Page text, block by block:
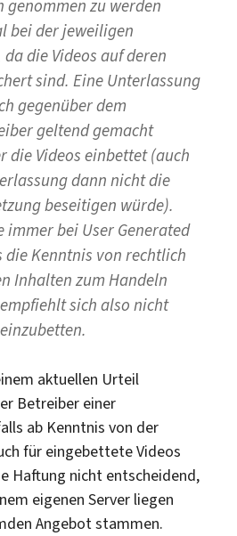
genommen zu werden
bei der jeweiligen
die Videos auf deren
sind. Eine Unterlassung
gegenüber dem
geltend gemacht
die Videos einbettet (auch
dann nicht die
beseitigen würde).
immer bei User Generated
die Kenntnis von rechtlich
Inhalten zum Handeln
sich also nicht
aktuellen Urteil
Betreiber einer
ab Kenntnis von der
für eingebettete Videos
Haftung nicht entscheidend,
eigenen Server liegen
Angebot stammen.